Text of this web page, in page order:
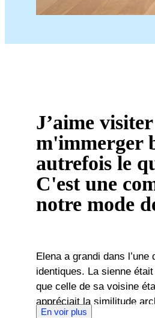
J’aime
m'immerger
autrefois le
C'est une
notre mode
Elena a grandi dans
identiques. La sienne
que celle de sa voisine
appréciait la similitude
En voir plus